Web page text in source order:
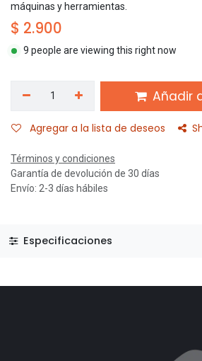
máquinas y herramientas.
$ 2.900
9 people are viewing this right now
Añadir
Agregar a la lista de deseos
Términos y condiciones
Garantía de devolución de 30 días
Envío: 2-3 días hábiles
Especificaciones